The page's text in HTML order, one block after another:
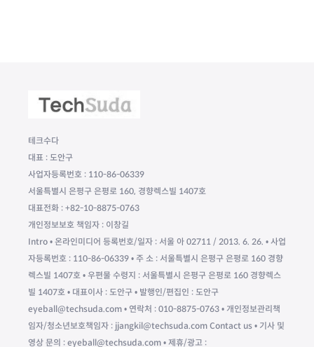
테크수다
대표 : 도안구
사업자등록번호 : 110-86-06339
서울특별시 은평구 은평로 160, 경향렉스빌 1407호
대표전화 : +82-10-8875-0763
개인정보보호 책임자 : 이창길
Intro • 온라인미디어 등록번호/일자 : 서울 아 02711 / 2013. 6. 26. • 사업
자등록번호 : 110-86-06339 • 주 소 : 서울특별시 은평구 은평로 160 경향
렉스빌 1407호 • 우편물 수령지 : 서울특별시 은평구 은평로 160 경향렉스
빌 1407호 • 대표이사 : 도안구 • 발행인/편집인 : 도안구
eyeball@techsuda.com • 연락처 : 010-8875-0763 • 개인정보관리책
임자/청소년보호책임자 : jjangkil@techsuda.com Contact us • 기사 및
영상 문의 : eyeball@techsuda.com • 제휴/광고 :